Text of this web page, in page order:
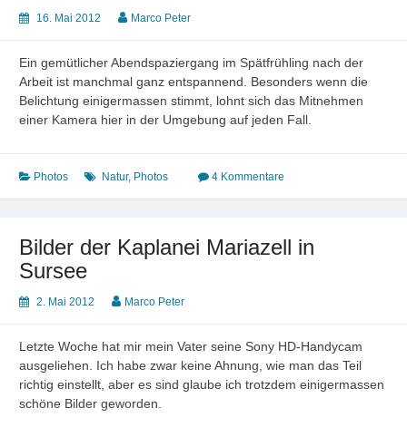
16. Mai 2012 Marco Peter
Ein gemütlicher Abendspaziergang im Spätfrühling nach der
Arbeit ist manchmal ganz entspannend. Besonders wenn die
Belichtung einigermassen stimmt, lohnt sich das Mitnehmen
einer Kamera hier in der Umgebung auf jeden Fall.
Photos Natur, Photos 4 Kommentare
Bilder der Kaplanei Mariazell in
Sursee
2. Mai 2012 Marco Peter
Letzte Woche hat mir mein Vater seine Sony HD-Handycam
ausgeliehen. Ich habe zwar keine Ahnung, wie man das Teil
richtig einstellt, aber es sind glaube ich trotzdem einigermassen
schöne Bilder geworden.